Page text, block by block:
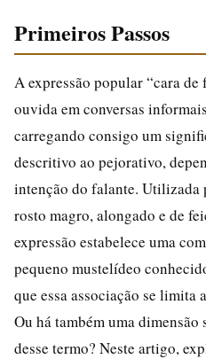
Primeiros Passos
A expressão popular “cara
ouvida em conversas
carregando consigo um
descritivo ao pejorativo,
intenção do falante. Utilizada
rosto magro, alongado e de
expressão estabelece uma
pequeno mustelídeo
que essa associação se limita
Ou há também uma
desse termo? Neste artigo,